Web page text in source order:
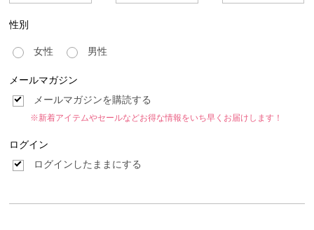
性別
女性
男性
メールマガジン
メールマガジンを購読する
※新着アイテムやセールなどお得な情報をいち早くお届けします！
ログイン
ログインしたままにする